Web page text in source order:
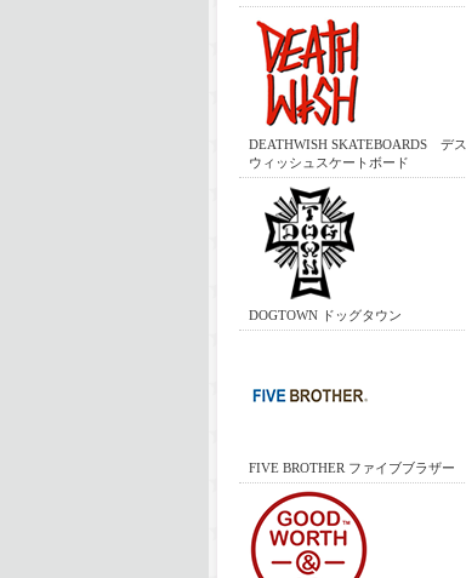
DEATHWISH SKATEBOARDS デス
ウィッシュスケートボード
DOGTOWN ドッグタウン
FIVE BROTHER ファイブブラザー